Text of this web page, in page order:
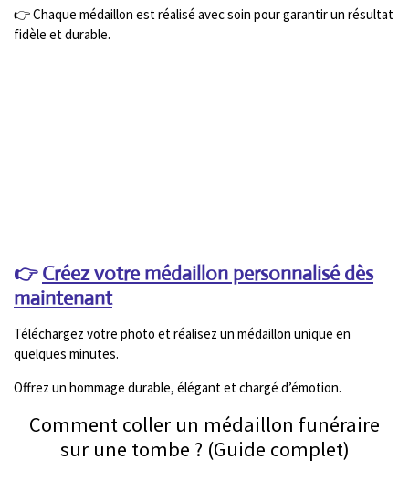
👉 Chaque médaillon est réalisé avec soin pour garantir un résultat
fidèle et durable.
👉Créez votre médaillon personnalisé dès
maintenant
Téléchargez votre photo et réalisez un médaillon unique en
quelques minutes.
Offrez un hommage durable, élégant et chargé d’émotion.
Comment coller un médaillon funéraire
sur une tombe ? (Guide complet)